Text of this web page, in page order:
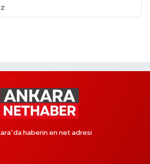
haberin en net adresi